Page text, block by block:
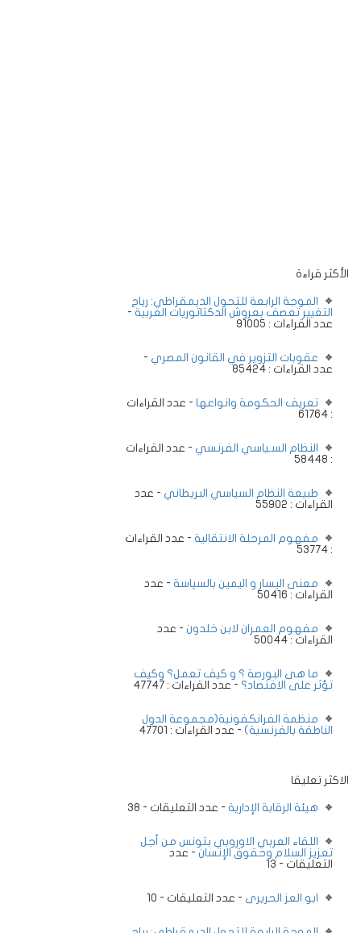
الأكثر قراءة
الموجة الرابعة للتحول الديمقراطي: رياح
التغيير تعصف بعروش الدكتاتوريات العربية -
عدد القراءات : 91005
عقوبات التزوير في القانون المصري -
عدد القراءات : 85424
تعريف الحكومة وانواعها - عدد القراءات
: 61764
النظام السـياسي الفرنسي - عدد القراءات
: 58448
طبيعة النظام السياسي البريطاني - عدد
القراءات : 55902
مفهوم المرحلة الانتقالية - عدد القراءات
: 53774
معنى اليسار و اليمين بالسياسة - عدد
القراءات : 50416
مفهوم العمران لابن خلدون - عدد
القراءات : 50044
ما هى البورصة ؟ و كيف تعمل؟ وكيف
تؤثر على الاقتصاد؟ - عدد القراءات : 47747
منظمة الفرانكفونية(مجموعة الدول
الناطقة بالفرنسية) - عدد القراءات : 47701
الاكثر تعليقا
هيئة الرقابة الإدارية - عدد التعليقات - 38
اللقاء العربي الاوروبي بتونس من أجل
تعزيز السلام وحقوق الإنسان - عدد
التعليقات - 13
ابو العز الحريرى - عدد التعليقات - 10